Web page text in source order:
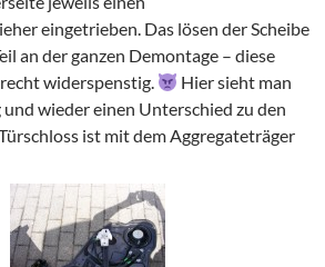
eingetrieben. Das lösen der Scheibe
an der ganzen Demontage – diese
widerspenstig.
Hier sieht man
wieder einen Unterschied zu den
ist mit dem Aggregateträger